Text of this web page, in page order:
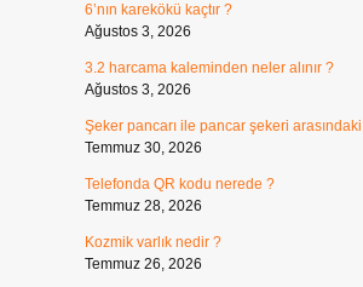
6’nın karekökü kaçtır ?
Ağustos 3, 2026
3.2 harcama kaleminden neler alınır ?
Ağustos 3, 2026
Şeker pancarı ile pancar şekeri
Temmuz 30, 2026
Telefonda QR kodu nerede ?
Temmuz 28, 2026
Kozmik varlık nedir ?
Temmuz 26, 2026